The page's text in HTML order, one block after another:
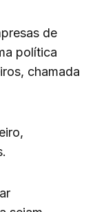
de
política
chamada